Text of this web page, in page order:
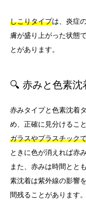
しこりタイプは、炎症
膚が盛り上がった状態
とがあります。
🔍 赤みと色素
赤みタイプと色素沈着
め、正確に見分けるこ
ガラスやプラスチック
ときに色が消えれば赤
また、赤みは時間とと
素沈着は紫外線の影響
間残ることがあります。